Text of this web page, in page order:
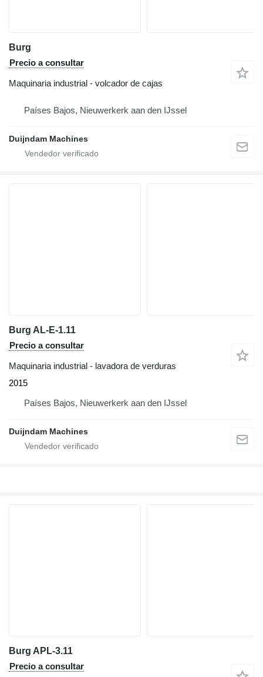
Burg
Precio a consultar
Maquinaria industrial - volcador de cajas
Países Bajos, Nieuwerkerk aan den IJssel
Duijndam Machines
Burg AL-E-1.11
Precio a consultar
Maquinaria industrial - lavadora de verduras
2015
Países Bajos, Nieuwerkerk aan den IJssel
Duijndam Machines
Burg APL-3.11
Precio a consultar